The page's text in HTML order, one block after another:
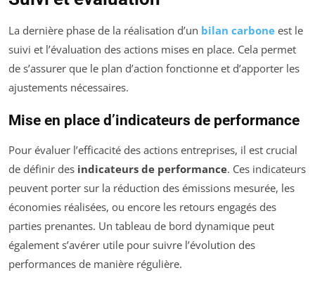
La dernière phase de la réalisation d’un bilan carbone est le
suivi et l’évaluation des actions mises en place. Cela permet
de s’assurer que le plan d’action fonctionne et d’apporter les
ajustements nécessaires.
Mise en place d’indicateurs de performance
Pour évaluer l’efficacité des actions entreprises, il est crucial
de définir des indicateurs de performance. Ces indicateurs
peuvent porter sur la réduction des émissions mesurée, les
économies réalisées, ou encore les retours engagés des
parties prenantes. Un tableau de bord dynamique peut
également s’avérer utile pour suivre l’évolution des
performances de manière régulière.